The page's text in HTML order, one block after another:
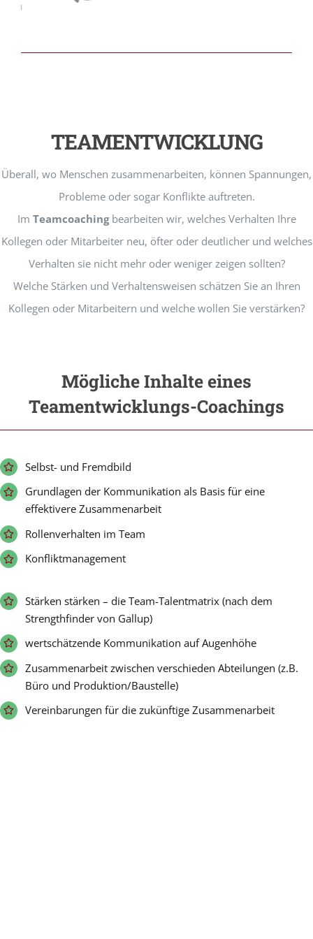
TEAMENTWICKLUNG
Überall, wo Menschen zusammenarbeiten, können Spannungen,
Probleme oder sogar Konflikte auftreten.
Im Teamcoachingbearbeiten wir, welches Verhalten Ihre
Kollegen oder Mitarbeiter neu, öfter oder deutlicher und welches
Verhalten sie nicht mehr oder weniger zeigen sollten?
Welche Stärken und Verhaltensweisen schätzen Sie an Ihren
Kollegen oder Mitarbeitern und welche wollen Sie verstärken?
Mögliche Inhalte eines
Teamentwicklungs-Coachings
Selbst- und Fremdbild
Grundlagen der Kommunikation als Basis für eine
effektivere Zusammenarbeit
Rollenverhalten im Team
Konfliktmanagement
Stärken stärken – die Team-Talentmatrix (nach dem
Strengthfinder von Gallup)
wertschätzende Kommunikation auf Augenhöhe
Zusammenarbeit zwischen verschieden Abteilungen (z.B.
Büro und Produktion/Baustelle)
Vereinbarungen für die zukünftige Zusammenarbeit